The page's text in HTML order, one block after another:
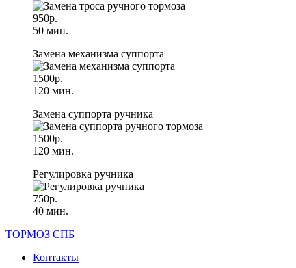
950р.
50 мин.
Замена механизма суппорта
1500р.
120 мин.
Замена суппорта ручника
1500р.
120 мин.
Регулировка ручника
750р.
40 мин.
ТОРМОЗ СПБ
Контакты